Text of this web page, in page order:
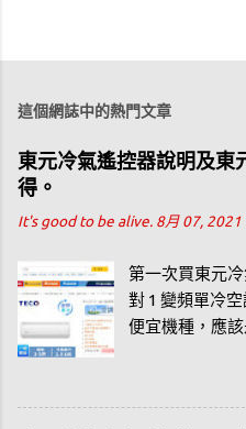
這個網誌中的熱門文章
東元冷氣遙控器說明及東
得。
It's good to be alive. 8月 07, 2021
第一次買東元
對 1 變頻單冷
便宜機種，應
不過在型錄內
是拿掉一些功